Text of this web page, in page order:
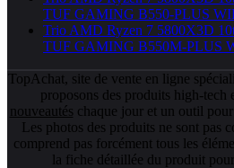
TUF GAMING B550-PLUS
Trio AMD Ryzen 7 5800X3D
TUF GAMING B550M-PLUS
TopAchat, site de vente en ligne
proposons des produits high-tech
nouveautés chaque jour et un outil
Les photos des produits ne sont pas
comprend pas forcément tous les
la fiche détaillée du produit